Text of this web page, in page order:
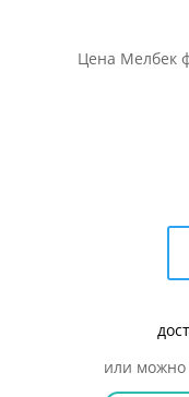
Цена Мелбек
или можно